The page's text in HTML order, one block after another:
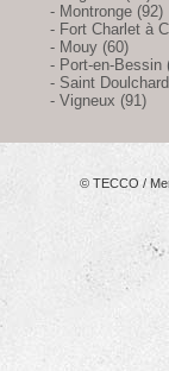
- Montronge (92)
- Fort Charlet à
- Mouy (60)
- Port-en-Bessin
- Saint
- Vigneux (91)
© TECCO /